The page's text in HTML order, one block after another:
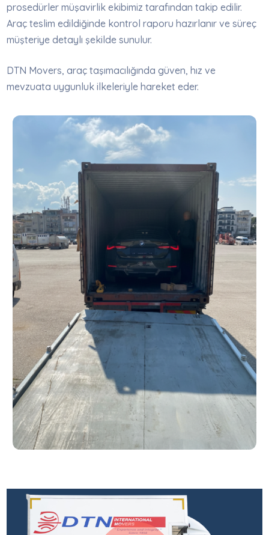
prosedürler müşavirlik ekibimiz tarafından takip edilir.
Araç teslim edildiğinde kontrol raporu hazırlanır ve süreç
müşteriye detaylı şekilde sunulur.
DTN Movers, araç taşımacılığında güven, hız ve
mevzuata uygunluk ilkeleriyle hareket eder.